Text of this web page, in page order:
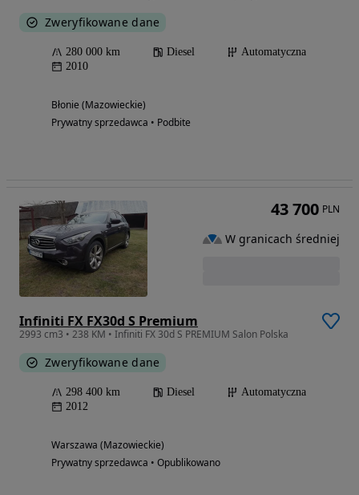
Zweryfikowane dane
280 000 km Diesel
Automatyczna
2010
Błonie (Mazowieckie)
Prywatny sprzedawca • Podbite
Infiniti FX FX30d S Premium
2993 cm3 • 238 KM • Infiniti FX 30d S PREMIUM Salon Polska
Zweryfikowane dane
298 400 km Diesel
Automatyczna
2012
Warszawa (Mazowieckie)
Prywatny sprzedawca • Opublikowano
43 700 PLN
W granicach średniej